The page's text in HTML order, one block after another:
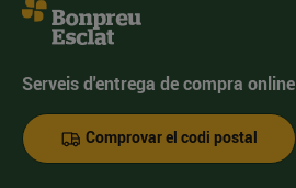
Serveis d'entrega de compra online
Comprovar el codi postal